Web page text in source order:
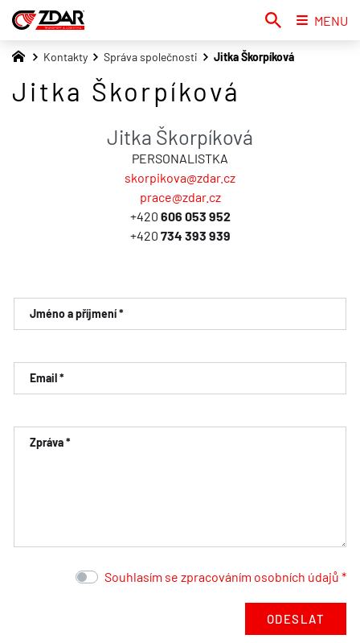
Kontakty Správa společnosti Jitka Škorpíková
Jitka Škorpíková
Jitka Škorpíková
PERSONALISTKA
skorpikova@zdar.cz
prace@zdar.cz
+420 606 053 952
+420 734 393 939
Jméno a příjmení *
Email *
Zpráva *
Souhlasím se zpracováním osobních údajů *
MENU